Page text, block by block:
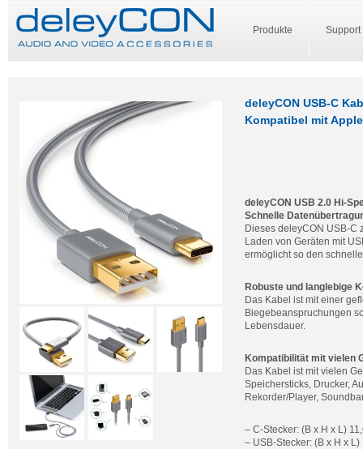
Produkte Support
deleyCON USB-C
Kompatibel mit
deleyCON USB 2.0 Hi-
Schnelle
Dieses deleyCON USB-C
Laden von Geräten mit
ermöglicht so den
Robuste und langlebige
Das Kabel ist mit einer
Biegebeanspruchungen
Lebensdauer.
Kompatibilität mit vielen
Das Kabel ist mit vielen
Speichersticks, Drucker,
Rekorder/Player,
– C-Stecker: (B x H x L)
– USB-Stecker: (B x H x